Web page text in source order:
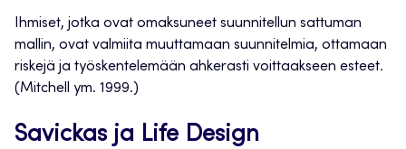
Ihmiset, jotka ovat omaksuneet suunnitellun sattuman
mallin, ovat valmiita muuttamaan suunnitelmia, ottamaan
riskejä ja työskentelemään ahkerasti voittaakseen esteet.
(Mitchell ym. 1999.)
Savickas ja Life Design